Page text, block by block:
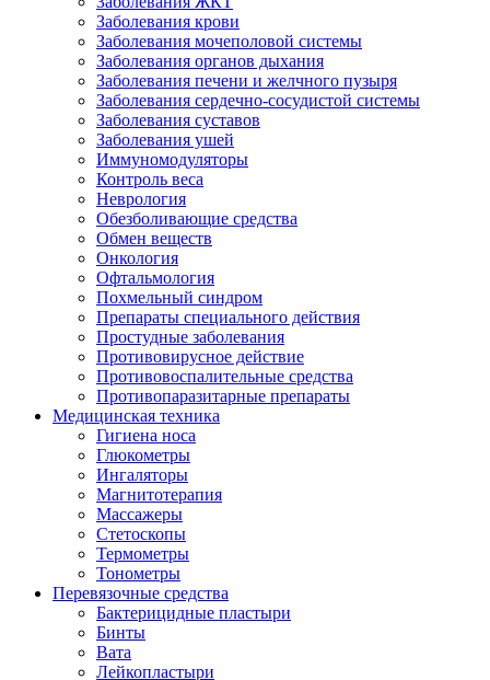
Заболевания крови
Заболевания мочеполовой системы
Заболевания органов дыхания
Заболевания печени и желчного пузыря
Заболевания сердечно-сосудистой системы
Заболевания суставов
Заболевания ушей
Иммуномодуляторы
Контроль веса
Неврология
Обезболивающие средства
Обмен веществ
Онкология
Офтальмология
Похмельный синдром
Препараты специального действия
Простудные заболевания
Противовирусное действие
Противовоспалительные средства
Противопаразитарные препараты
Медицинская техника
Гигиена носа
Глюкометры
Ингаляторы
Магнитотерапия
Массажеры
Стетоскопы
Термометры
Тонометры
Перевязочные средства
Бактерицидные пластыри
Бинты
Вата
Лейкопластыри